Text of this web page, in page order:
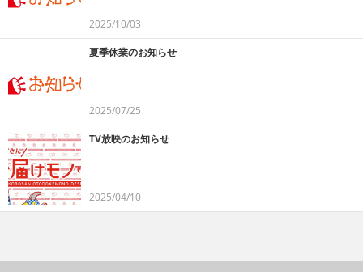
2025/10/03
夏季休業のお知らせ
2025/07/25
TV放映のお知らせ
2025/04/10